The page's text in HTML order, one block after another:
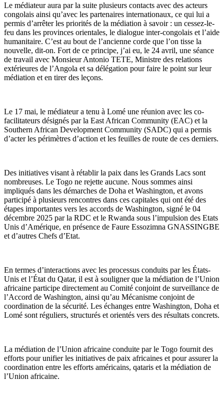
Le médiateur aura par la suite plusieurs contacts avec des acteurs
congolais ainsi qu’avec les partenaires internationaux, ce qui lui a
permis d’arrêter les priorités de la médiation à savoir : un cessez-le-
feu dans les provinces orientales, le dialogue inter-congolais et l’aide
humanitaire. C’est au bout de l’ancienne corde que l’on tisse la
nouvelle, dit-on. Fort de ce principe, j’ai eu, le 24 avril, une séance
de travail avec Monsieur Antonio TETE, Ministre des relations
extérieures de l’Angola et sa délégation pour faire le point sur leur
médiation et en tirer des leçons.
Le 17 mai, le médiateur a tenu à Lomé une réunion avec les co-
facilitateurs désignés par la East African Community (EAC) et la
Southern African Development Community (SADC) qui a permis
d’acter les périmètres d’action et les feuilles de route de ces derniers.
Des initiatives visant à rétablir la paix dans les Grands Lacs sont
nombreuses. Le Togo ne rejette aucune. Nous sommes ainsi
impliqués dans les démarches de Doha et Washington, et avons
participé à plusieurs rencontres dans ces capitales qui ont été des
étapes importantes vers les accords de Washington, signé le 04
décembre 2025 par la RDC et le Rwanda sous l’impulsion des Etats
Unis d’Amérique, en présence de Faure Essozimna GNASSINGBE
et d’autres Chefs d’Etat.
En termes d’interactions avec les processus conduits par les États-
Unis et l’État du Qatar, il est à souligner que la médiation de l’Union
africaine participe directement au Comité conjoint de surveillance de
l’Accord de Washington, ainsi qu’au Mécanisme conjoint de
coordination de la sécurité. Les échanges entre Washington, Doha et
Lomé sont réguliers, structurés et orientés vers des résultats concrets.
La médiation de l’Union africaine conduite par le Togo fournit des
efforts pour unifier les initiatives de paix africaines et pour assurer la
coordination entre les efforts américains, qataris et la médiation de
l’Union africaine.